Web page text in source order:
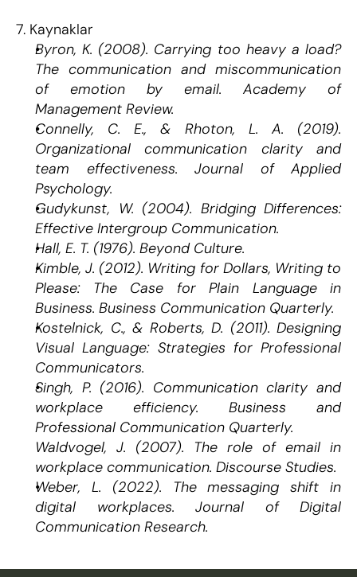
7. Kaynaklar
Byron, K. (2008). Carrying too heavy a load?
The communication and miscommunication
of emotion by email. Academy of
Management Review.
Connelly, C. E., & Rhoton, L. A. (2019).
Organizational communication clarity and
team effectiveness. Journal of Applied
Psychology.
Gudykunst, W. (2004). Bridging Differences:
Effective Intergroup Communication.
Hall, E. T. (1976). Beyond Culture.
Kimble, J. (2012). Writing for Dollars, Writing to
Please: The Case for Plain Language in
Business. Business Communication Quarterly.
Kostelnick, C., & Roberts, D. (2011). Designing
Visual Language: Strategies for Professional
Communicators.
Singh, P. (2016). Communication clarity and
workplace efficiency. Business and
Professional Communication Quarterly.
Waldvogel, J. (2007). The role of email in
workplace communication. Discourse Studies.
Weber, L. (2022). The messaging shift in
digital workplaces. Journal of Digital
Communication Research.